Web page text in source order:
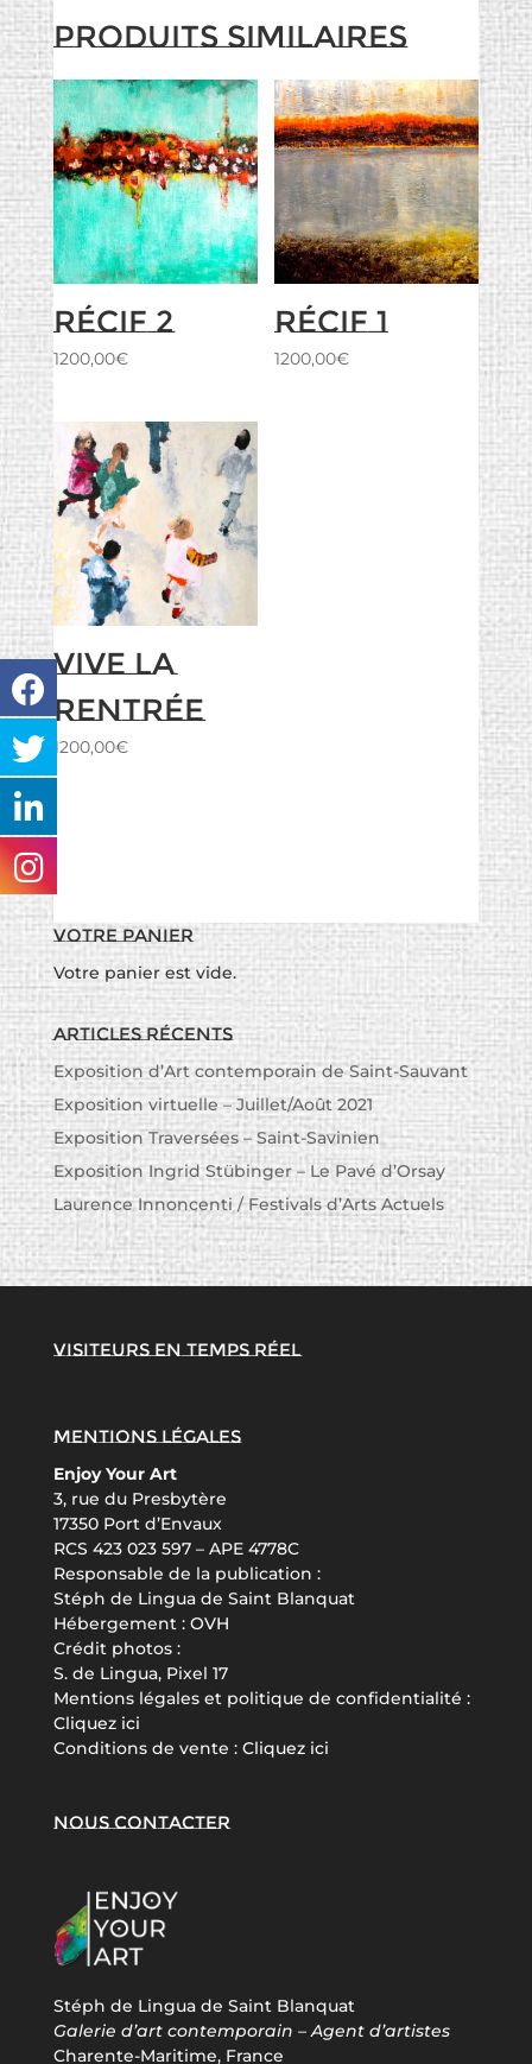
Produits similaires
Récif 2
1200,00€
Récif 1
1200,00€
Vive la
rentrée
1200,00€
Votre panier
Votre panier est vide.
Articles récents
Exposition d’Art contemporain de Saint-Sauvant
Exposition virtuelle – Juillet/Août 2021
Exposition Traversées – Saint-Savinien
Exposition Ingrid Stübinger – Le Pavé d’Orsay
Laurence Innoncenti / Festivals d’Arts Actuels
Visiteurs en temps réel
Mentions légales
Enjoy Your Art
3, rue du Presbytère
17350 Port d’Envaux
RCS 423 023 597 – APE 4778C
Responsable de la publication :
Stéph de Lingua de Saint Blanquat
Hébergement : OVH
Crédit photos :
S. de Lingua, Pixel 17
Mentions légales et politique de confidentialité :
Cliquez ici
Conditions de vente : Cliquez ici
Nous contacter
Stéph de Lingua de Saint Blanquat
Galerie d’art contemporain – Agent d’artistes
Charente-Maritime, France